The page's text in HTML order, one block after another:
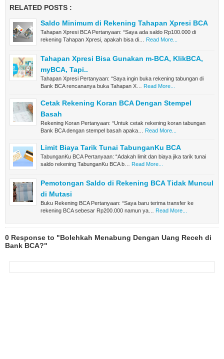
RELATED POSTS :
Saldo Minimum di Rekening Tahapan Xpresi BCA
Tahapan Xpresi BCA Pertanyaan: “Saya ada saldo Rp100.000 di
rekening Tahapan Xpresi, apakah bisa di…
Read More...
Tahapan Xpresi Bisa Gunakan m-BCA, KlikBCA,
myBCA, Tapi..
Tahapan Xpresi Pertanyaan: “Saya ingin buka rekening tabungan di
Bank BCA rencananya buka Tahapan X…
Read More...
Cetak Rekening Koran BCA Dengan Stempel
Basah
Rekening Koran Pertanyaan: “Untuk cetak rekening koran tabungan
Bank BCA dengan stempel basah apaka…
Read More...
Limit Biaya Tarik Tunai TabunganKu BCA
TabunganKu BCA Pertanyaan: “Adakah limit dan biaya jika tarik tunai
saldo rekening TabunganKu BCA b…
Read More...
Pemotongan Saldo di Rekening BCA Tidak Muncul
di Mutasi
Buku Rekening BCA Pertanyaan: “Saya baru terima transfer ke
rekening BCA sebesar Rp200.000 namun ya…
Read More...
0 Response to "Bolehkah Menabung Dengan Uang Receh di
Bank BCA?"